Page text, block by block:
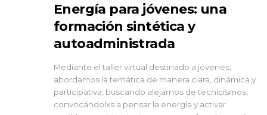
Energía para jóvenes: una
formación sintética y
autoadministrada
Mediante el taller virtual destinado a jóvenes,
abordamos la temática de manera clara, dinámica y
participativa, buscando alejarnos de tecnicismos,
convocándolxs a pensar la energía y activar